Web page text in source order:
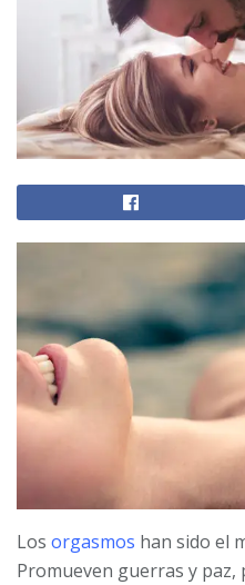
Los orgasmos han sido el
Promueven guerras y